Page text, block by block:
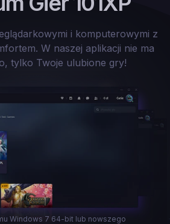
i komputerowymi z
W naszej aplikacji nie ma
tylko Twoje ulubione gry!
Windows 7 64-bit lub nowszego